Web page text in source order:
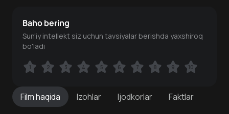
Filmhaqida Izohlar Ijodkorlar Faktlar
Baho bering
Sun'iy intellekt siz uchun tavsiyalar berishda yaxshiroq
bo'ladi
1 2 3 4 5 6 7 8 9 10
1 2 3 4 5 6 7 8 9 10